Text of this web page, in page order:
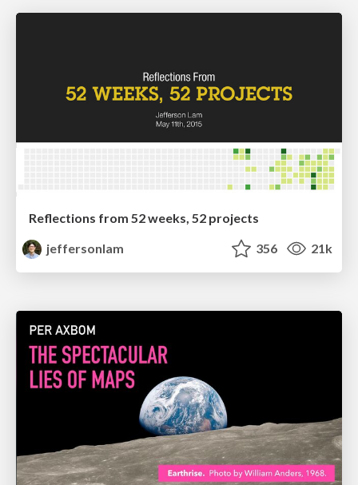
Reflections from 52 weeks, 52 projects
jeffersonlam
356 21k